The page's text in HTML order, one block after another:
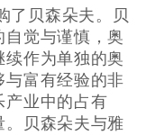
了贝森朵夫。贝
觉与谨慎，奥
作为单独的奥
富有经验的非
产业中的占有
贝森朵夫与雅